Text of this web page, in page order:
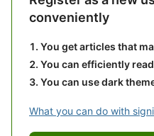
conveniently
You get articles that
You can efficiently
You can use dark
What you can do with